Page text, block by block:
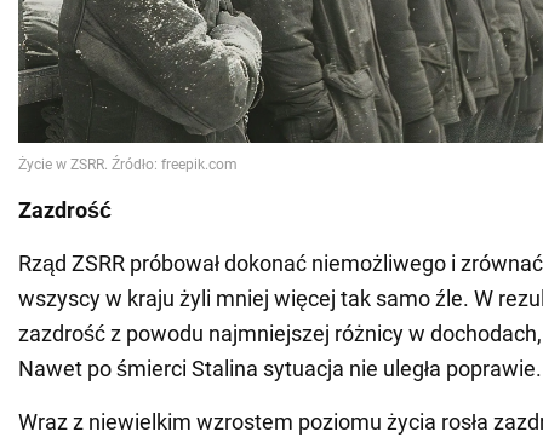
Zazdrość
Rząd ZSRR próbował dokonać niemożliwego i
wszyscy w kraju żyli mniej więcej tak samo źle. W
zazdrość z powodu najmniejszej różnicy w
Nawet po śmierci Stalina sytuacja nie uległa poprawie.
Wraz z niewielkim wzrostem poziomu życia rosła